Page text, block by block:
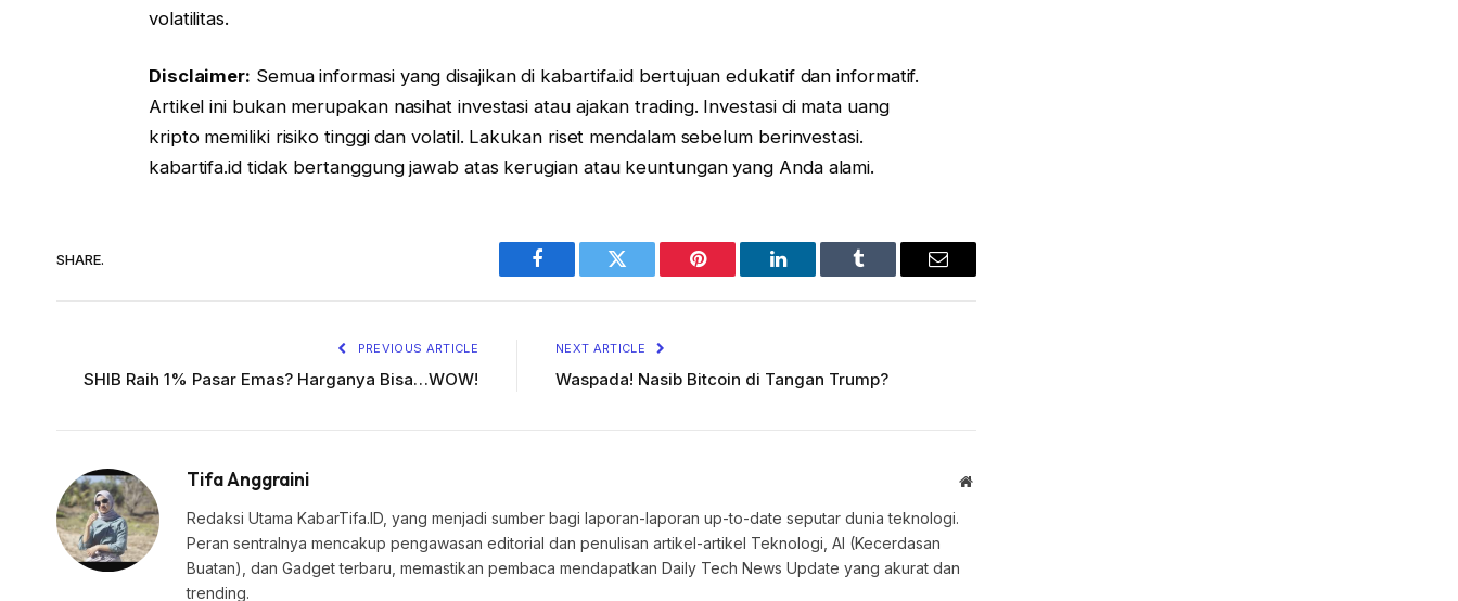
volatilitas.
Disclaimer: Semua informasi yang disajikan di kabartifa.id bertujuan edukatif dan informatif.
Artikel ini bukan merupakan nasihat investasi atau ajakan trading. Investasi di mata uang
kripto memiliki risiko tinggi dan volatil. Lakukan riset mendalam sebelum berinvestasi.
kabartifa.id tidak bertanggung jawab atas kerugian atau keuntungan yang Anda alami.
SHARE.
Facebook Twitter Pinterest LinkedIn Tumblr Email
PREVIOUS ARTICLE
SHIB Raih 1% Pasar Emas? Harganya Bisa…WOW!
NEXT ARTICLE
Waspada! Nasib Bitcoin di Tangan Trump?
Tifa Anggraini Website
Redaksi Utama KabarTifa.ID, yang menjadi sumber bagi laporan-laporan up-to-date seputar dunia teknologi.
Peran sentralnya mencakup pengawasan editorial dan penulisan artikel-artikel Teknologi, AI (Kecerdasan
Buatan), dan Gadget terbaru, memastikan pembaca mendapatkan Daily Tech News Update yang akurat dan
trending.